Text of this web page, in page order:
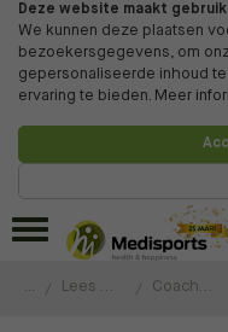
Deze website maakt
We kunnen deze plaatsen
bezoekersgegevens, om
gepersonaliseerde inhoud
ervaring te bieden. Meer
... Lees de ervaringen van onze klanten Coaching op gebied van voeding